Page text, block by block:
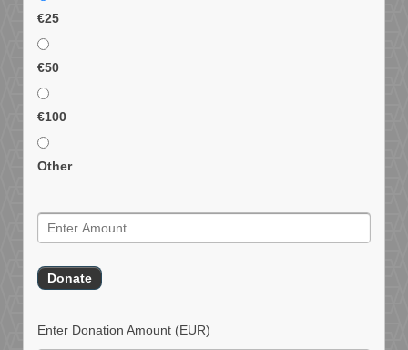
€25
€50
€100
Other
Enter Donation Amount (EUR)